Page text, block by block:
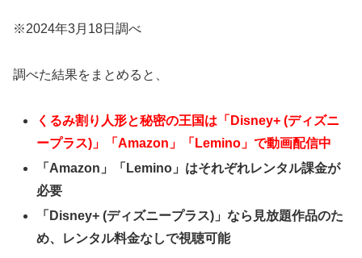
※2024年3月18日調べ
調べた結果をまとめると、
くるみ割り人形と秘密の王国は「Disney+ (ディズニ
ープラス)」「Amazon」「Lemino」で動画配信中
「Amazon」「Lemino」はそれぞれレンタル課金が
必要
「Disney+ (ディズニープラス)」なら見放題作品のた
め、レンタル料金なしで視聴可能